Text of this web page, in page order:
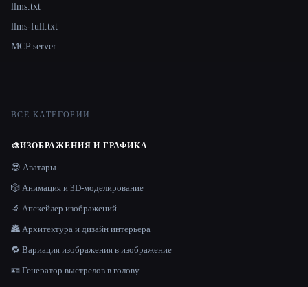
llms.txt
llms-full.txt
MCP server
ВСЕ КАТЕГОРИИ
🎨ИЗОБРАЖЕНИЯ И ГРАФИКА
😎 Аватары
🎲 Анимация и 3D-моделирование
🔬 Апскейлер изображений
🏯 Архитектура и дизайн интерьера
🔁 Вариация изображения в изображение
🪪 Генератор выстрелов в голову